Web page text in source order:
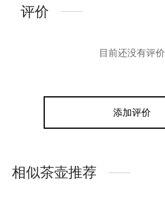
评价
目前还没有评价
添加评价
相似茶壶推荐